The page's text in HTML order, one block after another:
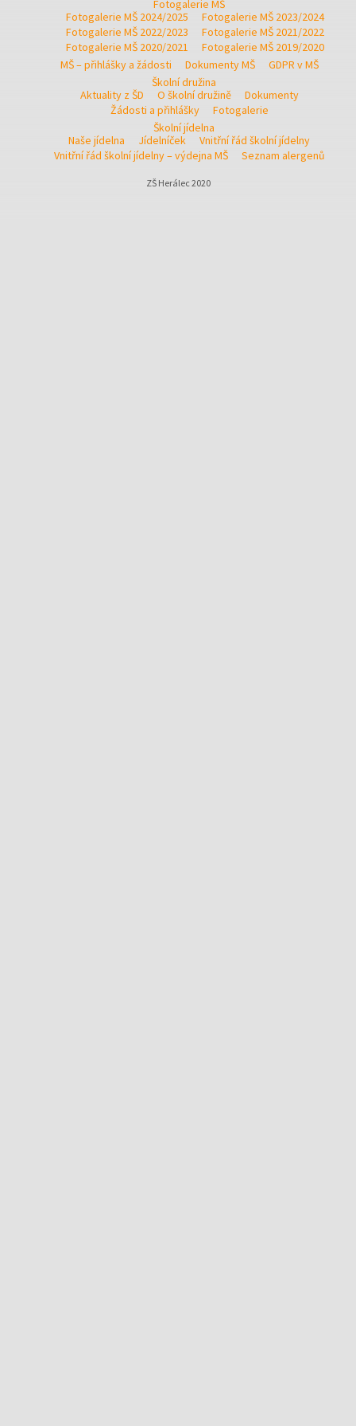
Fotogalerie MŠ
Fotogalerie MŠ 2024/2025
Fotogalerie MŠ 2023/2024
Fotogalerie MŠ 2022/2023
Fotogalerie MŠ 2021/2022
Fotogalerie MŠ 2020/2021
Fotogalerie MŠ 2019/2020
MŠ – přihlášky a žádosti
Dokumenty MŠ
GDPR v MŠ
Školní družina
Aktuality z ŠD
O školní družině
Dokumenty
Žádosti a přihlášky
Fotogalerie
Školní jídelna
Naše jídelna
Jídelníček
Vnitřní řád školní jídelny
Vnitřní řád školní jídelny – výdejna MŠ
Seznam alergenů
ZŠ Herálec 2020